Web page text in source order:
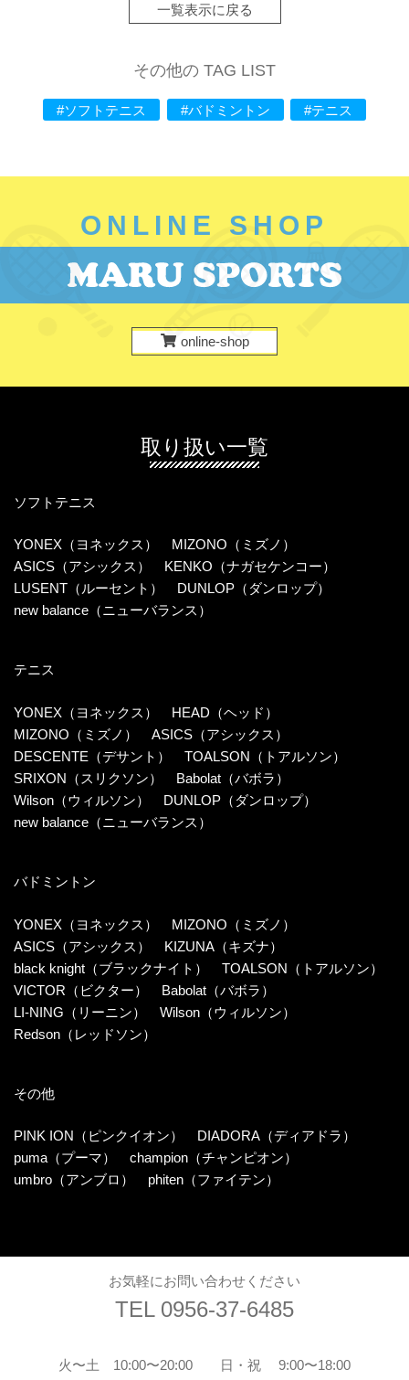
一覧表示に戻る
その他の TAG LIST
#ソフトテニス #バドミントン #テニス
ONLINE SHOP
online-shop
取り扱い一覧
ソフトテニス
YONEX（ヨネックス）
MIZONO（ミズノ）
ASICS（アシックス）
KENKO（ナガセケンコー）
LUSENT（ルーセント）
DUNLOP（ダンロップ）
new balance（ニューバランス）
テニス
YONEX（ヨネックス）
HEAD（ヘッド）
MIZONO（ミズノ）
ASICS（アシックス）
DESCENTE（デサント）
TOALSON（トアルソン）
SRIXON（スリクソン）
Babolat（バボラ）
Wilson（ウィルソン）
DUNLOP（ダンロップ）
new balance（ニューバランス）
バドミントン
YONEX（ヨネックス）
MIZONO（ミズノ）
ASICS（アシックス）
KIZUNA（キズナ）
black knight（ブラックナイト）
TOALSON（トアルソン）
VICTOR（ビクター）
Babolat（バボラ）
LI-NING（リーニン）
Wilson（ウィルソン）
Redson（レッドソン）
その他
PINK ION（ピンクイオン）
DIADORA（ディアドラ）
puma（プーマ）
champion（チャンピオン）
umbro（アンブロ）
phiten（ファイテン）
お気軽にお問い合わせください
TEL 0956-37-6485
火〜土 10:00〜20:00
日・祝 9:00〜18:00